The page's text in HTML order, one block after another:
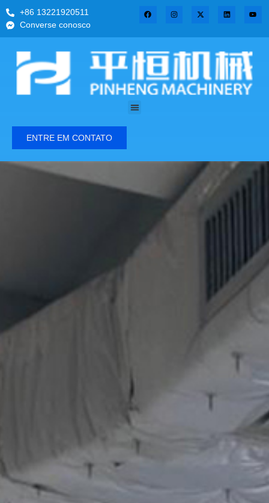
+86 13221920511
Converse conosco
ENTRE EM CONTATO